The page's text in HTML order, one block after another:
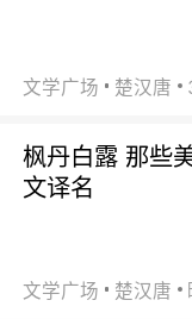
文学广场 楚汉唐
枫丹白露 那些
文译名
文学广场 楚汉唐